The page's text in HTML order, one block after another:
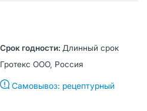
Длинный срок
Гротекс ООО, Россия
Самовывоз: рецептурный